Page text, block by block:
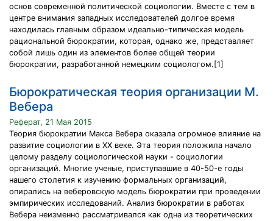
основ современной политической социологии. Вместе с тем в
центре внимания западных исследователей долгое время
находилась главным образом идеально-типическая модель
рациональной бюрократии, которая, однако же, представляет
собой лишь один из элементов более общей теории
бюрократии, разработанной немецким социологом.[1]
Бюрократическая теория организации М.
Вебера
Реферат, 21 Мая 2015
Теория бюрократии Макса Вебера оказала огромное влияние на
развитие социологии в ХХ веке. Эта теория положила начало
целому разделу социологической науки - социологии
организаций. Многие ученые, приступавшие в 40-50-е годы
нашего столетия к изучению формальных организаций,
опирались на веберовскую модель бюрократии при проведении
эмпирических исследований. Анализ бюрократии в работах
Вебера неизменно рассматривался как одна из теоретических